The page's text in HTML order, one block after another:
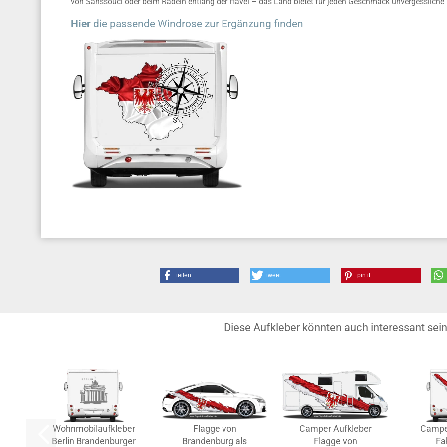
Hier die passende Windrose zur Ergänzung finden
teilen tweet pin it
Diese Aufkleber könnten auch interessant sein
Wohnmobilaufkleber
Berlin Brandenburger
Flagge von
Brandenburg als
Camper Aufkleber
Flagge von